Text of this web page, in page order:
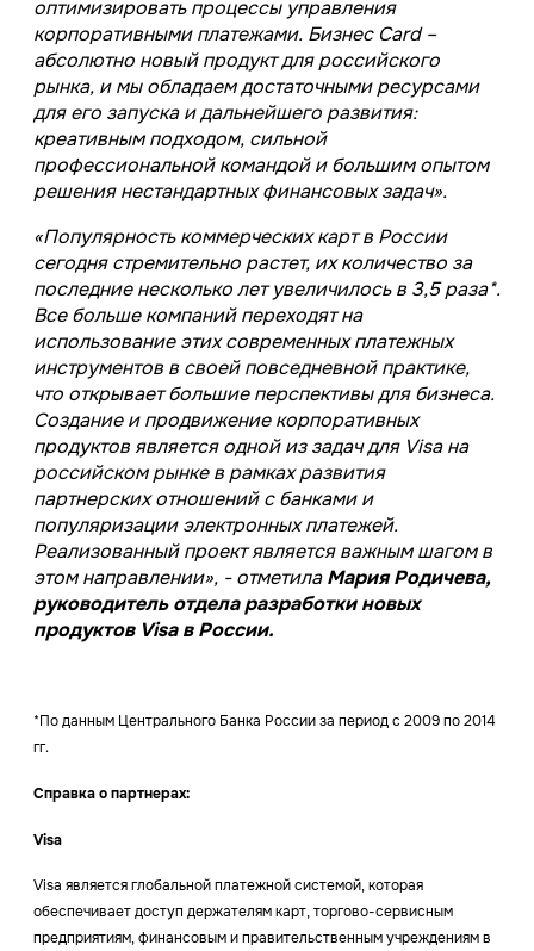
оптимизировать процессы управления
корпоративными платежами. Бизнес Card –
абсолютно новый продукт для российского
рынка, и мы обладаем достаточными ресурсами
для его запуска и дальнейшего развития:
креативным подходом, сильной
профессиональной командой и большим опытом
решения нестандартных финансовых задач».
«Популярность коммерческих карт в России
сегодня стремительно растет, их количество за
последние несколько лет увеличилось в 3,5 раза*.
Все больше компаний переходят на
использование этих современных платежных
инструментов в своей повседневной практике,
что открывает большие перспективы для бизнеса.
Создание и продвижение корпоративных
продуктов является одной из задач для Visa на
российском рынке в рамках развития
партнерских отношений с банками и
популяризации электронных платежей.
Реализованный проект является важным шагом в
этом направлении», - отметилаМария Родичева,
руководитель отдела разработки новых
продуктов Visa в России.
*По данным Центрального Банка России за период с 2009 по 2014
гг.
Справка о партнерах:
Visa
Visa является глобальной платежной системой, которая
обеспечивает доступ держателям карт, торгово-сервисным
предприятиям, финансовым и правительственным учреждениям в